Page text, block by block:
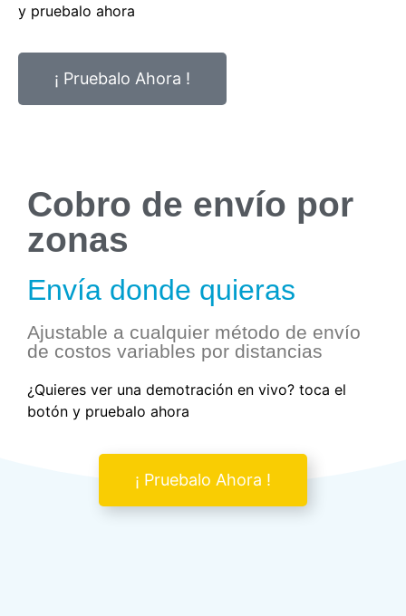
y pruebalo ahora
¡ Pruebalo Ahora !
Cobro de envío por
zonas
Envía donde quieras
Ajustable a cualquier método de envío
de costos variables por distancias
¿Quieres ver una demotración en vivo? toca el
botón y pruebalo ahora
¡ Pruebalo Ahora !